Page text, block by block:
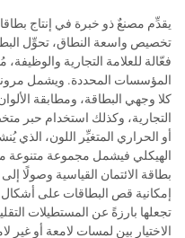
تخصيص واسعة النطاق، تحوِّل
فعّالة للعلامة التجارية
المؤسسات المحددة. ويشمل مرونة
كلا وجهي البطاقة، ومطابقة
التجارية، وكذلك استخدام حبر
أو الحراري المتغيِّر اللون، الذي
الهيكلي فيشمل مجموعة متنوعة
بطاقة الائتمان القياسية وصولًا
إمكانية قص البطاقات على
تجعلها بارزةً عن المستطيلات
الاختيار بين لمسات لامعة أو غير